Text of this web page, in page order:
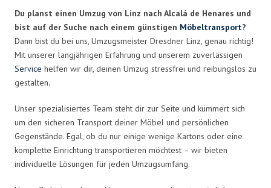
Du planst einen Umzug von Linz nach Alcalá de Henares und
bist auf der Suche nach einem günstigen Möbeltransport?
Dann bist du bei uns, Umzugsmeister Dresdner Linz, genau richtig!
Mit unserer langjährigen Erfahrung und unserem zuverlässigen
Service helfen wir dir, deinen Umzug stressfrei und reibungslos zu
gestalten.
Unser spezialisiertes Team steht dir zur Seite und kümmert sich
um den sicheren Transport deiner Möbel und persönlichen
Gegenstände. Egal, ob du nur einige wenige Kartons oder eine
komplette Einrichtung transportieren möchtest – wir bieten
individuelle Lösungen für jeden Umzugsumfang.